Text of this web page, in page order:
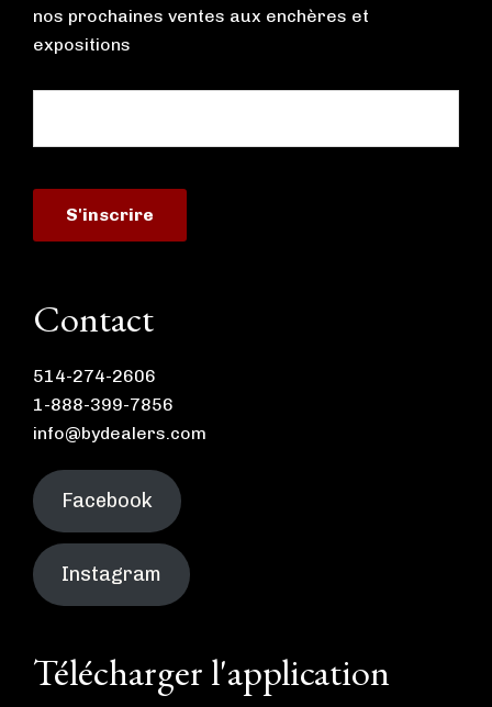
nos prochaines ventes aux enchères et
expositions
Contact
514-274-2606
1-888-399-7856
info@bydealers.com
Facebook
Instagram
Télécharger l'application